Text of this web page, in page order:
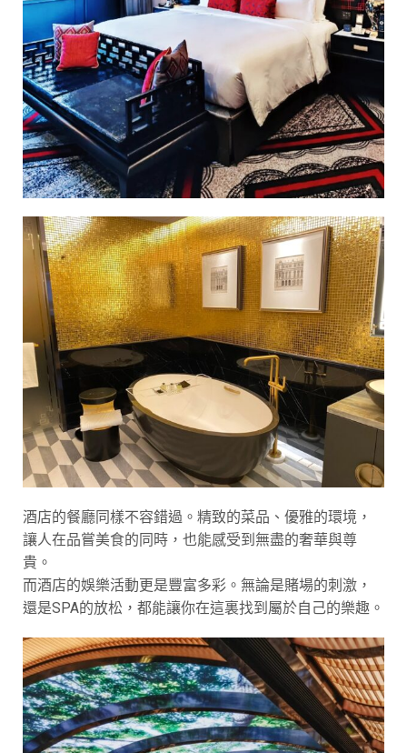
酒店的餐廳同樣不容錯過。精致的菜品、優雅的環境，
讓人在品嘗美食的同時，也能感受到無盡的奢華與尊
貴。
而酒店的娛樂活動更是豐富多彩。無論是賭場的刺激，
還是SPA的放松，都能讓你在這裏找到屬於自己的樂趣。